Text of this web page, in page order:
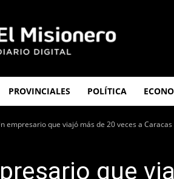
Misionero
PROVINCIALES POLÍTICA
empresario que viajó más de 20 veces a
que